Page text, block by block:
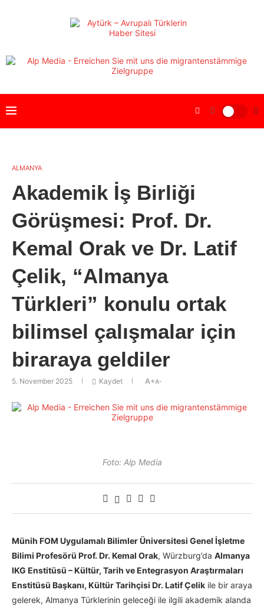
ALMANYA
Akademik İş Birliği
Görüşmesi: Prof. Dr.
Kemal Orak ve Dr. Latif
Çelik, “Almanya
Türkleri” konulu ortak
bilimsel çalışmalar için
biraraya geldiler
5. November 2025 Kaydet A+A-
Foto: Alp Media
Münih FOM Uygulamalı Bilimler Üniversitesi Genel İşletme
Bilimi Profesörü Prof. Dr. Kemal Orak, Würzburg’da Almanya
IKG Enstitüsü – Kültür, Tarih ve Entegrasyon Araştırmaları
Enstitüsü Başkanı, Kültür Tarihçisi Dr. Latif Çelik ile bir araya
gelerek, Almanya Türklerinin geleceği ile ilgili akademik alanda